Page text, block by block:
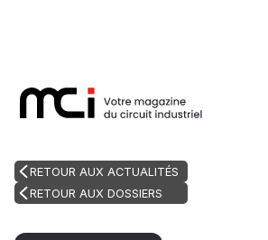
RETOUR AUX ACTUALITÉS
RETOUR AUX DOSSIERS